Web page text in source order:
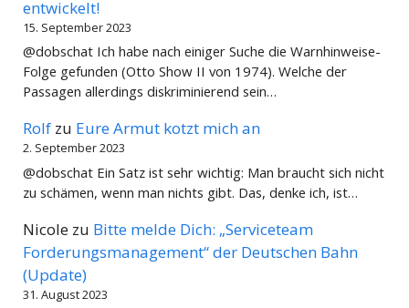
entwickelt!
15. September 2023
@dobschat Ich habe nach einiger Suche die Warnhinweise-
Folge gefunden (Otto Show II von 1974). Welche der
Passagen allerdings diskriminierend sein…
Rolf zu Eure Armut kotzt mich an
2. September 2023
@dobschat Ein Satz ist sehr wichtig: Man braucht sich nicht
zu schämen, wenn man nichts gibt. Das, denke ich, ist…
Nicole zu Bitte melde Dich: „Serviceteam
Forderungsmanagement“ der Deutschen Bahn
(Update)
31. August 2023